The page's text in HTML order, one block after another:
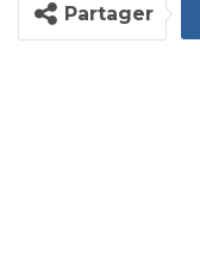
Partager